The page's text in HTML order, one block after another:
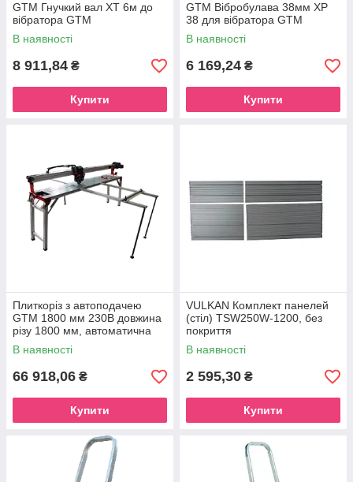
GTM Гнучкий вал XT 6м до
вібратора GTM
В наявності
8 911,84 ₴
Купити
GTM Вібробулава 38мм XP
38 для вібратора GTM
В наявності
6 169,24 ₴
Купити
Плиткоріз з автоподачею
GTM 1800 мм 230В довжина
різу 1800 мм, автоматична
подача
В наявності
66 918,06 ₴
Купити
VULKAN Комплект панелей
(стіл) TSW250W-1200, без
покриття
В наявності
2 595,30 ₴
Купити